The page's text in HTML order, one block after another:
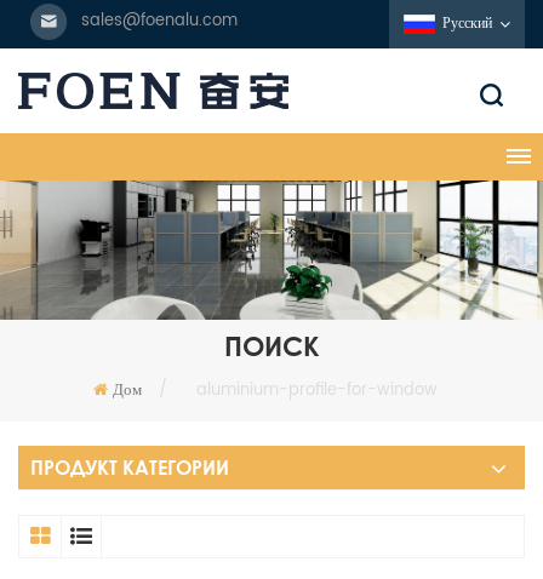
sales@foenalu.com Русский
ПОИСК
Дом / aluminium-profile-for-window
ПРОДУКТ КАТЕГОРИИ